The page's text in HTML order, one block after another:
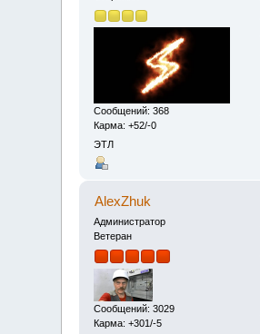
Сообщений: 368
Карма: +52/-0
ЭТЛ
AlexZhuk
Администратор
Ветеран
Сообщений: 3029
Карма: +301/-5